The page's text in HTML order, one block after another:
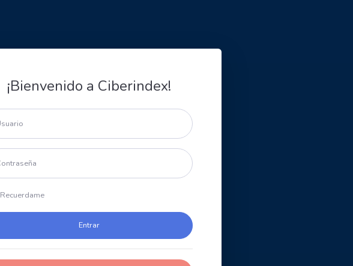
¡Bienvenido a Ciberindex!
Recuerdame